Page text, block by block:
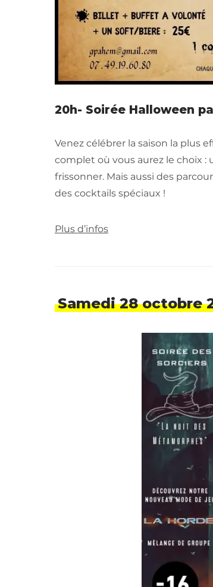
20h- Soirée Halloween
Venez célébrer la saison la plus
complet où vous aurez le choix :
frissonner. Mais aussi des
des cocktails spéciaux !
Plus d’infos
Samedi 28 octobre